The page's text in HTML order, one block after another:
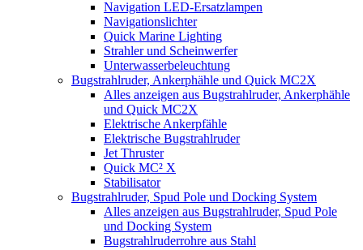
Navigation LED-Ersatzlampen
Navigationslichter
Quick Marine Lighting
Strahler und Scheinwerfer
Unterwasserbeleuchtung
Bugstrahlruder, Ankerphähle und Quick MC2X
Alles anzeigen aus Bugstrahlruder, Ankerphähle
und Quick MC2X
Elektrische Ankerpfähle
Elektrische Bugstrahlruder
Jet Thruster
Quick MC² X
Stabilisator
Bugstrahlruder, Spud Pole und Docking System
Alles anzeigen aus Bugstrahlruder, Spud Pole
und Docking System
Bugstrahlruderrohre aus Stahl